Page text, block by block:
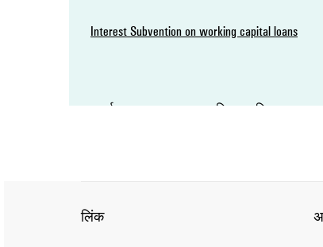
सतर्कता जागरूकता – सत्यनिष्ठा प्रतिज्ञा
लिंक